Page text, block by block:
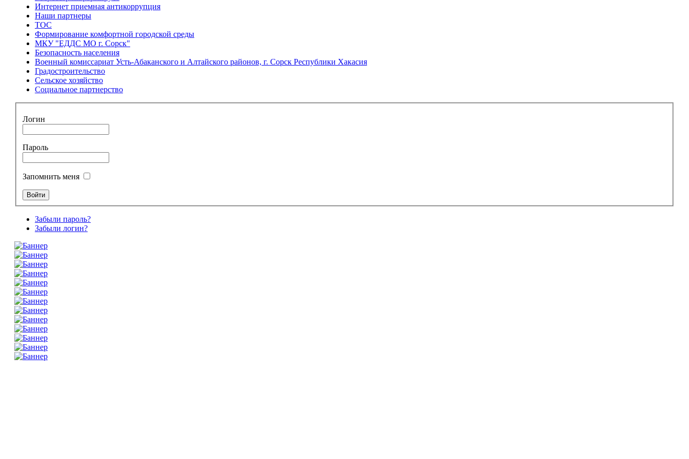
Интернет приемная антикоррупция
Наши партнеры
ТОС
Формирование комфортной городской среды
МКУ "ЕДДС МО г. Сорск"
Безопасность населения
Военный комиссариат Усть-Абаканского и Алтайского районов, г. Сорск Республики Хакасия
Градостроительство
Сельское хозяйство
Социальное партнерство
Логин
Пароль
Запомнить меня
Забыли пароль?
Забыли логин?